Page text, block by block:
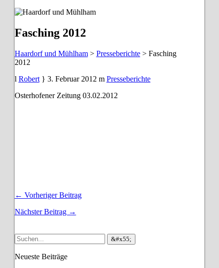
Fasching 2012
Haardorf und Mühlham> Presseberichte> Fasching
2012
Robert
3. Februar 2012
Presseberichte
Osterhofener Zeitung 03.02.2012
← Vorheriger Beitrag
Nächster Beitrag →
Neueste Beiträge